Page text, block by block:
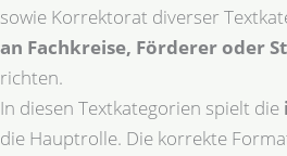
sowie Korrektorat diverser
an Fachkreise, Förderer oder
richten.
In diesen Textkategorien spielt die
die Hauptrolle. Die korrekte